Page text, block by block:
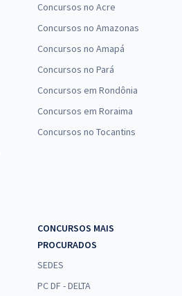
Concursos no Acre
Concursos no Amazonas
Concursos no Amapá
Concursos no Pará
Concursos em Rondônia
Concursos em Roraima
Concursos no Tocantins
CONCURSOS MAIS
PROCURADOS
SEDES
PC DF - DELTA